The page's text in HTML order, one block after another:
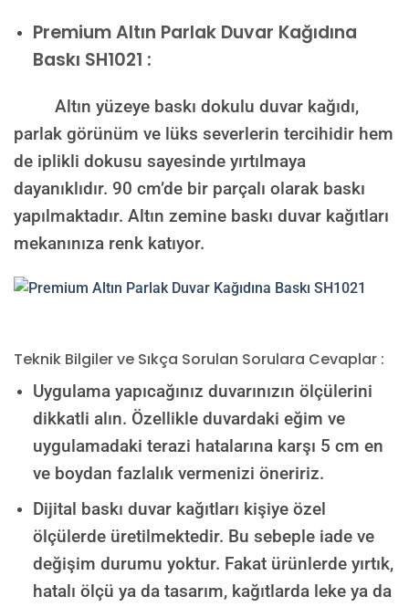
PremiumAltın Parlak Duvar Kağıdına
Baskı SH1021 :
Altın yüzeye baskı dokulu duvar kağıdı,
parlak görünüm ve lüks severlerin tercihidir hem
de iplikli dokusu sayesinde yırtılmaya
dayanıklıdır. 90 cm’de bir parçalı olarak baskı
yapılmaktadır. Altın zemine baskı duvar kağıtları
mekanınıza renk katıyor.
Teknik Bilgiler ve Sıkça Sorulan Sorulara Cevaplar :
Uygulama yapıcağınız duvarınızın ölçülerini
dikkatli alın. Özellikle duvardaki eğim ve
uygulamadaki terazi hatalarına karşı 5 cm en
ve boydan fazlalık vermenizi öneririz.
Dijital baskı duvar kağıtları kişiye özel
ölçülerde üretilmektedir. Bu sebeple iade ve
değişim durumu yoktur. Fakat ürünlerde yırtık,
hatalı ölçü ya da tasarım, kağıtlarda leke ya da